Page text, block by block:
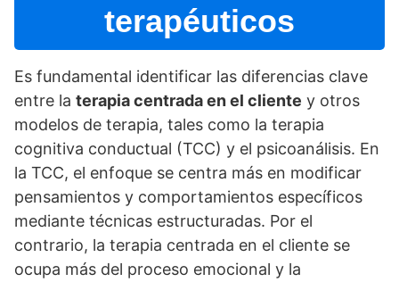
terapéuticos
Es fundamental identificar las diferencias clave
entre la terapia centrada en el cliente y otros
modelos de terapia, tales como la terapia
cognitiva conductual (TCC) y el psicoanálisis. En
la TCC, el enfoque se centra más en modificar
pensamientos y comportamientos especí­ficos
mediante técnicas estructuradas. Por el
contrario, la terapia centrada en el cliente se
ocupa más del proceso emocional y la